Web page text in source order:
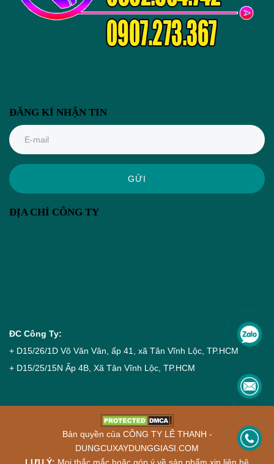
ĐĂNG KÍ NHẬN TIN
GỬI
ĐỊA CHỈ CÔNG TY
ĐC Công Ty:
+ D15/26/1D Võ Văn Vân, ấp 41, xã Tân Vĩnh Lộc, TP.HCM
+ D15/25/15N Ấp 4B, Xã Tân Vĩnh Lộc, TP.HCM
Bản quyền của CÔNG TY LÊ THANH -
DUNGCUXAYDUNGGIASI.COM